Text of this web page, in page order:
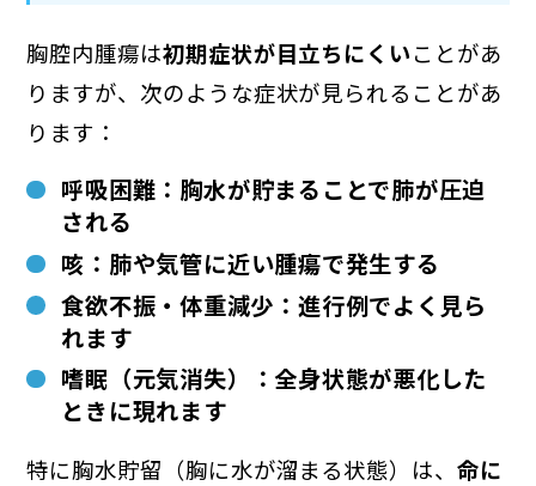
胸腔内腫瘍は初期症状が目立ちにくいことがあ
りますが、次のような症状が見られることがあ
ります：
呼吸困難 ：胸水が貯まることで肺が圧迫
される
咳 ：肺や気管に近い腫瘍で発生する
食欲不振・体重減少 ：進行例でよく見ら
れます
嗜眠（元気消失）
：全身状態が悪化した
ときに現れます
特に胸水貯留（胸に水が溜まる状態）は、 命に